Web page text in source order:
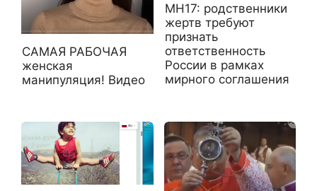
САМАЯ РАБОЧАЯ
женская
манипуляция! Видео
MH17: родственники
жертв требуют
признать
ответственность
России в рамках
мирного соглашения